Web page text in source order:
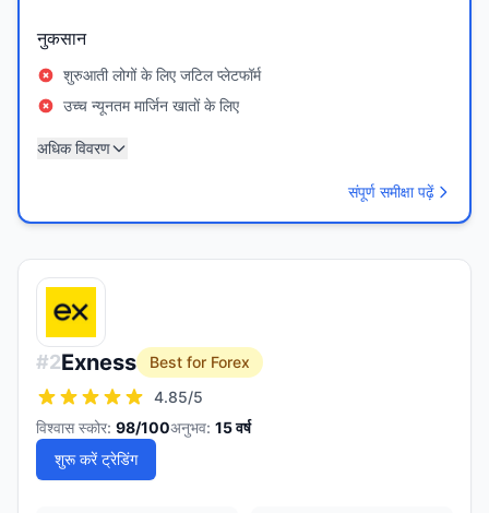
नुकसान
शुरुआती लोगों के लिए जटिल प्लेटफॉर्म
उच्च न्यूनतम मार्जिन खातों के लिए
अधिक विवरण
संपूर्ण समीक्षा पढ़ें
#2Exness
Best for Forex
4.85/5
विश्वास स्कोर: 98/100अनुभव: 15वर्ष
शुरू करें ट्रेडिंग